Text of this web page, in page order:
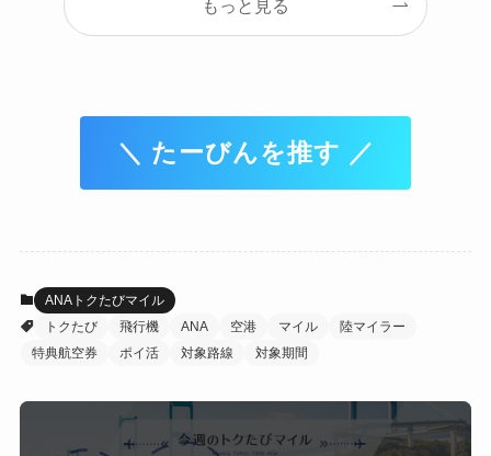
もっと見る
＼ たーびんを推す ／
ANAトクたびマイル
トクたび
飛行機 ANA 空港 マイル
陸マイラー
特典航空券
ポイ活 対象路線 対象期間